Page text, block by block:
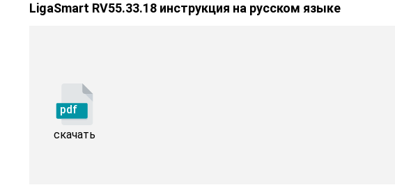
LigaSmart RV55.33.18 инструкция на русском языке
pdf
скачать